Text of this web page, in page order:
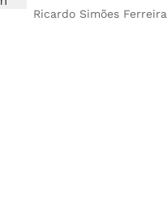
Ricardo Simões Ferreira